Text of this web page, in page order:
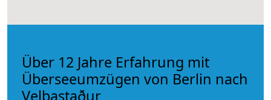
Über 12 Jahre Erfahrung mit
Überseeumzügen von Berlin nach
Velbastaður